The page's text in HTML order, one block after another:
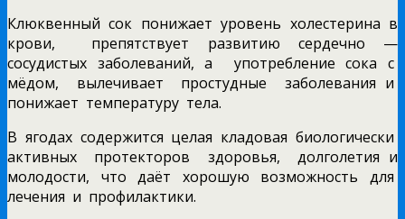
Клюквенный сок понижает уровень холестерина в
крови, препятствует развитию сердечно —
сосудистых заболеваний, а употребление сока с
мёдом, вылечивает простудные заболевания и
понижает температуру тела.
В ягодах содержится целая кладовая биологически
активных протекторов здоровья, долголетия и
молодости, что даёт хорошую возможность для
лечения и профилактики.